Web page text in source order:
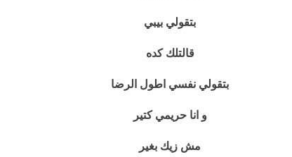
بتقولي بيبي
قالتلك كده
بتقولي نفسي اطول الرضا
و انا حريمي كتير
مش زيك بغير